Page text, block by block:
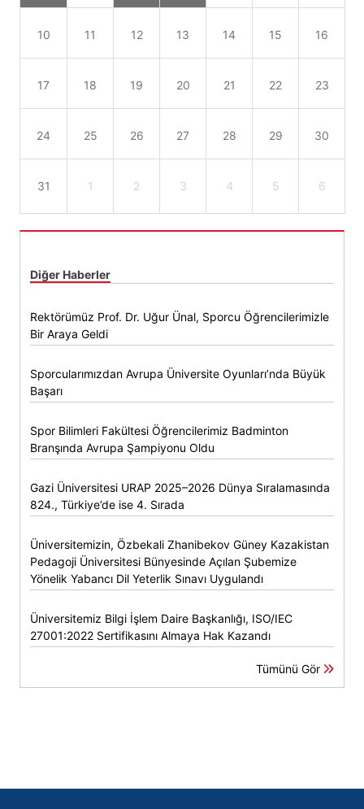
10 11 12 13 14 15 16
17 18 19 20 21 22 23
24 25 26 27 28 29 30
31 1 2 3 4 5 6
Diğer Haberler
Rektörümüz Prof. Dr. Uğur Ünal, Sporcu Öğrencilerimizle
Bir Araya Geldi
Sporcularımızdan Avrupa Üniversite Oyunları’nda Büyük
Başarı
Spor Bilimleri Fakültesi Öğrencilerimiz Badminton
Branşında Avrupa Şampiyonu Oldu
Gazi Üniversitesi URAP 2025–2026 Dünya Sıralamasında
824., Türkiye’de ise 4. Sırada
Üniversitemizin, Özbekali Zhanibekov Güney Kazakistan
Pedagoji Üniversitesi Bünyesinde Açılan Şubemize
Yönelik Yabancı Dil Yeterlik Sınavı Uygulandı
Üniversitemiz Bilgi İşlem Daire Başkanlığı, ISO/IEC
27001:2022 Sertifikasını Almaya Hak Kazandı
Tümünü Gör